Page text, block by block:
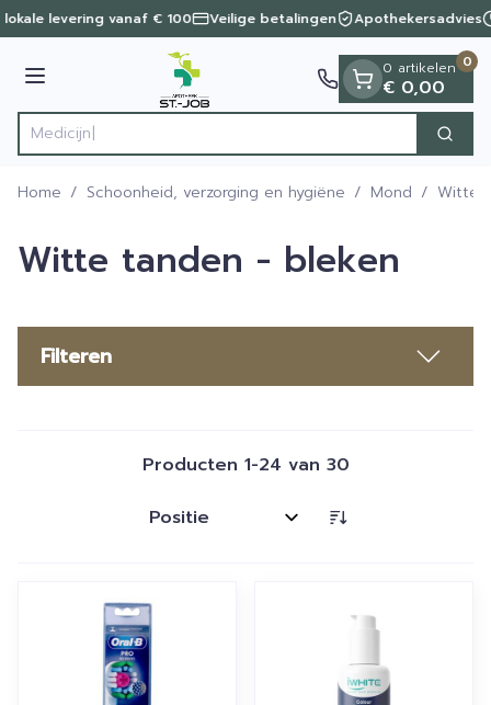
Ga naar de inhoud
1 van 1
levering vanaf € 100 Veilige betalingen Apothekersadvies
Menu
Product, merk, categorie... Zoek
0 artikelen
€ 0,00
0
Home / Schoonheid, verzorging en hygiëne / Mond / Witte
Witte tanden - bleken
Filteren
Producten 1-24 van 30
Sorteer op: